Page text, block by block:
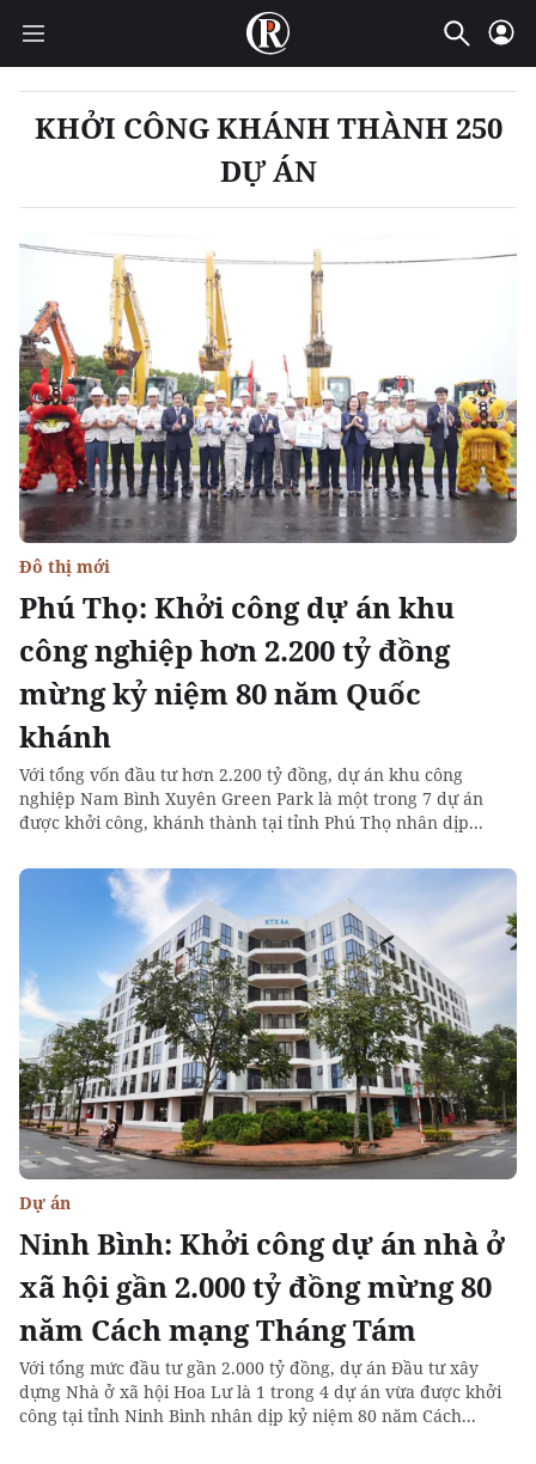
KHỞI CÔNG KHÁNH THÀNH 250
DỰ ÁN
Phú Thọ: Khởi công dự án khu
công nghiệp hơn 2.200 tỷ đồng
mừng kỷ niệm 80 năm Quốc
khánh
Đô thị mới
Với tổng vốn đầu tư hơn 2.200 tỷ đồng, dự án khu công
nghiệp Nam Bình Xuyên Green Park là một trong 7 dự án
được khởi công, khánh thành tại tỉnh Phú Thọ nhân dịp...
Ninh Bình: Khởi công dự án nhà ở
xã hội gần 2.000 tỷ đồng mừng 80
năm Cách mạng Tháng Tám
Dự án
Với tổng mức đầu tư gần 2.000 tỷ đồng, dự án Đầu tư xây
dựng Nhà ở xã hội Hoa Lư là 1 trong 4 dự án vừa được khởi
công tại tỉnh Ninh Bình nhân dịp kỷ niệm 80 năm Cách...